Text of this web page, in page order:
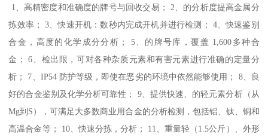
1、高精密度和准确度的牌号与回收交易； 2、的分析度提高金属分
拣效率； 3、快速开机：数秒内完成开机并进行检测； 4、快速鉴别
合金，高度的化学成分分析； 5、的牌号库，覆盖 1,600多种合
金； 6、检出限，可对各种杂质元素和有害元素进行准确的定量分
析； 7、IP54 防护等级，即使在恶劣的环境中依然能够使用； 8、良
好的合金鉴别及化学分析可靠性； 9、提供快速、的轻元素分析（从
Mg到S），可满足大多数商业用合金的分析检测，包括铝、钛、铜和
高温合金等； 10、快速分拣，分析； 11、重量轻（1.5公斤）、外形